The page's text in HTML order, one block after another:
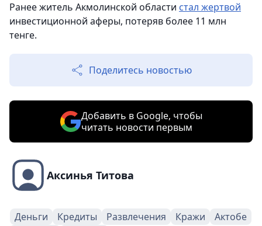
Ранее житель Акмолинской области стал жертвой
инвестиционной аферы, потеряв более 11 млн
тенге.
Поделитесь новостью
Добавить в Google, чтобы
читать новости первым
Аксинья Титова
Деньги Кредиты Развлечения Кражи
Актобе